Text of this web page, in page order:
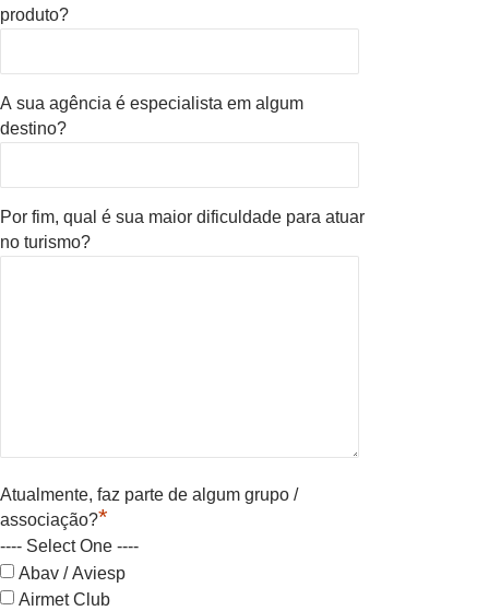
produto?
A sua agência é especialista em algum
destino?
Por fim, qual é sua maior dificuldade para atuar
no turismo?
Atualmente, faz parte de algum grupo /
associação?*
---- Select One ----
Abav / Aviesp
Airmet Club